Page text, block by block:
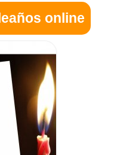
online